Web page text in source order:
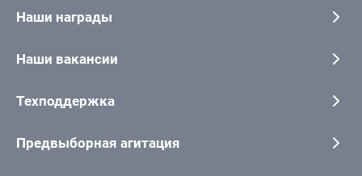
Наши награды
Наши вакансии
Техподдержка
Предвыборная агитация